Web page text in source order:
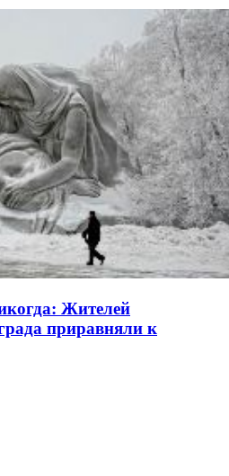
Жителей
приравняли к